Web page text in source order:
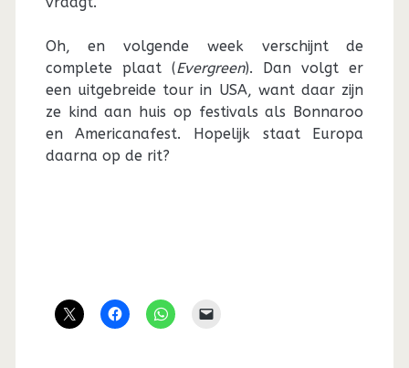
Oh, en volgende week verschijnt de
complete plaat (Evergreen). Dan volgt er
een uitgebreide tour in USA, want daar zijn
ze kind aan huis op festivals als Bonnaroo
en Americanafest. Hopelijk staat Europa
daarna op de rit?